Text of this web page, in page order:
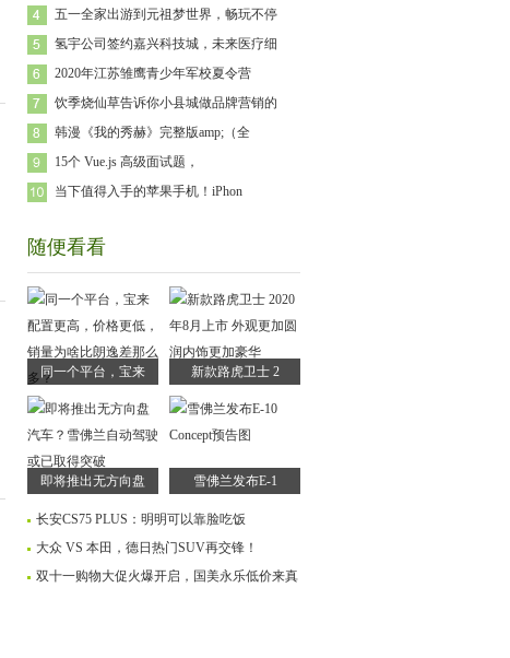
五一全家出游到元祖梦世界，畅玩不停
氢宇公司签约嘉兴科技城，未来医疗细
2020年江苏雏鹰青少年军校夏令营
饮季烧仙草告诉你小县城做品牌营销的
韩漫《我的秀赫》完整版amp;（全
15个 Vue.js 高级面试题，
当下值得入手的苹果手机！iPhon
随便看看
同一个平台，宝来 新款路虎卫士 2
即将推出无方向盘 雪佛兰发布E-1
长安CS75 PLUS：明明可以靠脸吃饭
大众 VS 本田，德日热门SUV再交锋！
双十一购物大促火爆开启，国美永乐低价来真